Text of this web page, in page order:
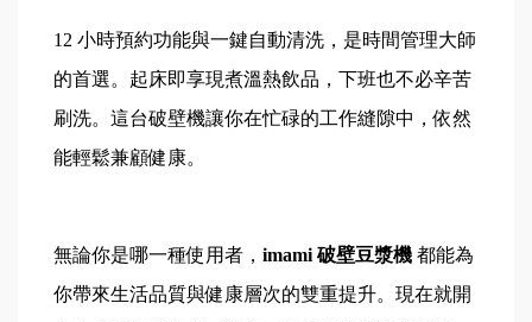
12 小時預約功能與一鍵自動清洗，是時間管理大師
的首選。起床即享現煮溫熱飲品，下班也不必辛苦
刷洗。這台破壁機讓你在忙碌的工作縫隙中，依然
能輕鬆兼顧健康。
無論你是哪一種使用者， imami 破壁豆漿機 都能為
你帶來生活品質與健康層次的雙重提升。現在就開